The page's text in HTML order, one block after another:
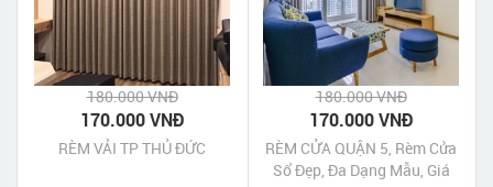
180.000 VNĐ
170.000 VNĐ
RÈM VẢI TP THỦ ĐỨC
180.000 VNĐ
170.000 VNĐ
RÈM CỬA QUẬN 5, Rèm Cửa
Sổ Đẹp, Đa Dạng Mẫu, Giá